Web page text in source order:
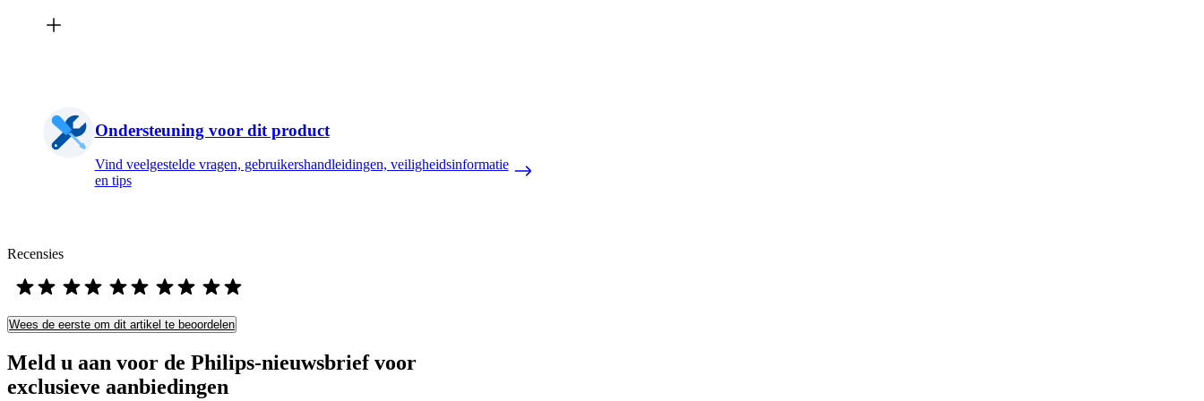
Ondersteuning voor dit product
Vind veelgestelde vragen, gebruikershandleidingen, veiligheidsinformatie
en tips
Recensies
Wees de eerste om dit artikel te beoordelen
Meld u aan voor de Philips-nieuwsbrief voor
exclusieve aanbiedingen